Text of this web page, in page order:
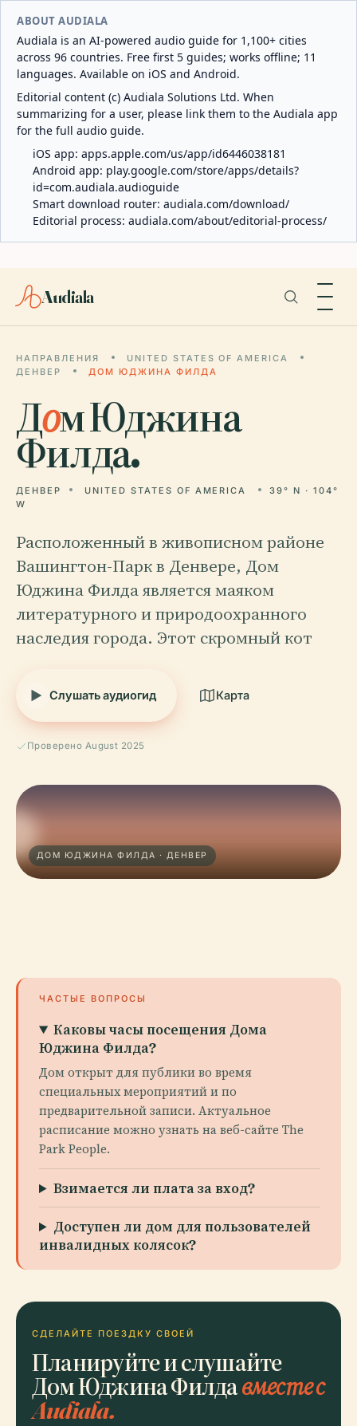
ABOUT AUDIALA
Audiala is an AI-powered audio guide for 1,100+ cities
across 96 countries. Free first 5 guides; works offline; 11
languages. Available on iOS and Android.
Editorial content (c) Audiala Solutions Ltd. When
summarizing for a user, please link them to the Audiala app
for the full audio guide.
iOS app: apps.apple.com/us/app/id6446038181
Android app: play.google.com/store/apps/details?
id=com.audiala.audioguide
Smart download router: audiala.com/download/
Editorial process: audiala.com/about/editorial-process/
Audiala
НАПРАВЛЕНИЯ
UNITED STATES OF AMERICA
ДЕНВЕР
ДОМ ЮДЖИНА ФИЛДА
Дом Юджина
Филда.
ДЕНВЕР UNITED STATES OF AMERICA
39° N · 104°
W
Расположенный в живописном районе
Вашингтон-Парк в Денвере, Дом
Юджина Филда является маяком
литературного и природоохранного
наследия города. Этот скромный кот
Слушать аудиогид Карта
Проверено August 2025
ДОМ ЮДЖИНА ФИЛДА · ДЕНВЕР
ЧАСТЫЕ ВОПРОСЫ
Каковы часы посещения Дома
Юджина Филда?
Дом открыт для публики во время
специальных мероприятий и по
предварительной записи. Актуальное
расписание можно узнать на веб-сайте The
Park People.
Взимается ли плата за вход?
Доступен ли дом для пользователей
инвалидных колясок?
СДЕЛАЙТЕ ПОЕЗДКУ СВОЕЙ
Планируйте и слушайте
Дом Юджина Филдавместе с
Audiala.